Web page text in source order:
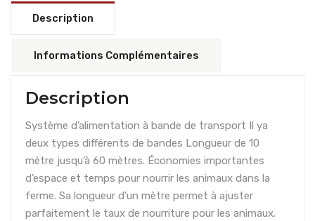
Description
Informations Complémentaires
Description
Système d’alimentation à bande de transport Il ya
deux types différents de bandes Longueur de 10
mètre jusqu’à 60 mètres. Économies importantes
d’espace et temps pour nourrir les animaux dans la
ferme. Sa longueur d’un mètre permet à ajuster
parfaitement le taux de nourriture pour les animaux.